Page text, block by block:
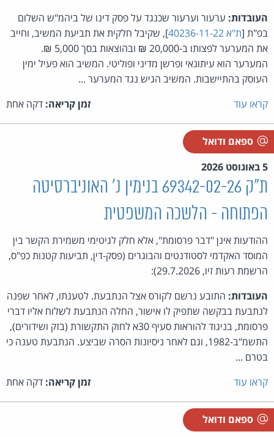
העובדות: ערעור וערעור שכנגד על פסק דינו של ביהמ"ש השלום
בפ"ת [ת"א 40236-11-22
], שקיבל חלקית את תביעת המשיב, וחייב
את המערער לפצותו ב-20,000 ₪ ובהוצאות בסך 5,000 ₪.
המערער הוא עיתונאי ופרשן מדיני ופוליטי. המשיב הוא פעיל ימין
העוסק בהתיישבות. המשיב הגיש נגד המערער ...
קראו עוד
זמן קריאה: דקה אחת
ספאם ודואל
5 באוגוסט 2026
ת"ק 69342-02-26 בנימין נ' האוניברסיטה
הפתוחה - הלשכה המשפטית
ההודעות אינן "דבר פרסומת", אלא חלק לגיטימי משמירת הקשר בין
המוסד האקדמי לסטודנטים והבוגרים (פסק-דין, תביעות קטנות כפ"ס,
הרשמת רעות זיו, 29.7.2026):
העובדות: התובע נרשם לקורס אצל הנתבעת. לטענתו, לאחר שפנה
לנתבעת בבקשה שתפיק לו אישור, החלה הנתבעת לשלוח אליו דברי
פרסומת, בניגוד להוראות סעיף 30א לחוק התקשורת (בזק ושידורים),
התשמ"ב-1982, וגם לאחר ניסיונות הסרה שביצע. הנתבעת טענה כי
בטרם ...
קראו עוד
זמן קריאה: דקה אחת
ספאם ודואל